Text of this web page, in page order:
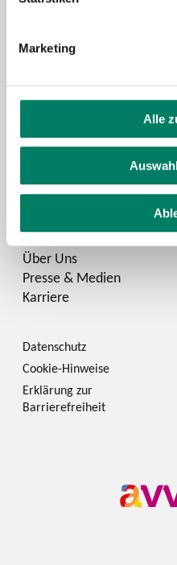
Marketing
Alle
Facebook
Instagram
Schlaue Nummer
Zukunftsmobilität
Über Uns
Presse & Medien
Karriere
Datenschutz
Cookie-Hinweise
Erklärung zur
Barrierefreiheit